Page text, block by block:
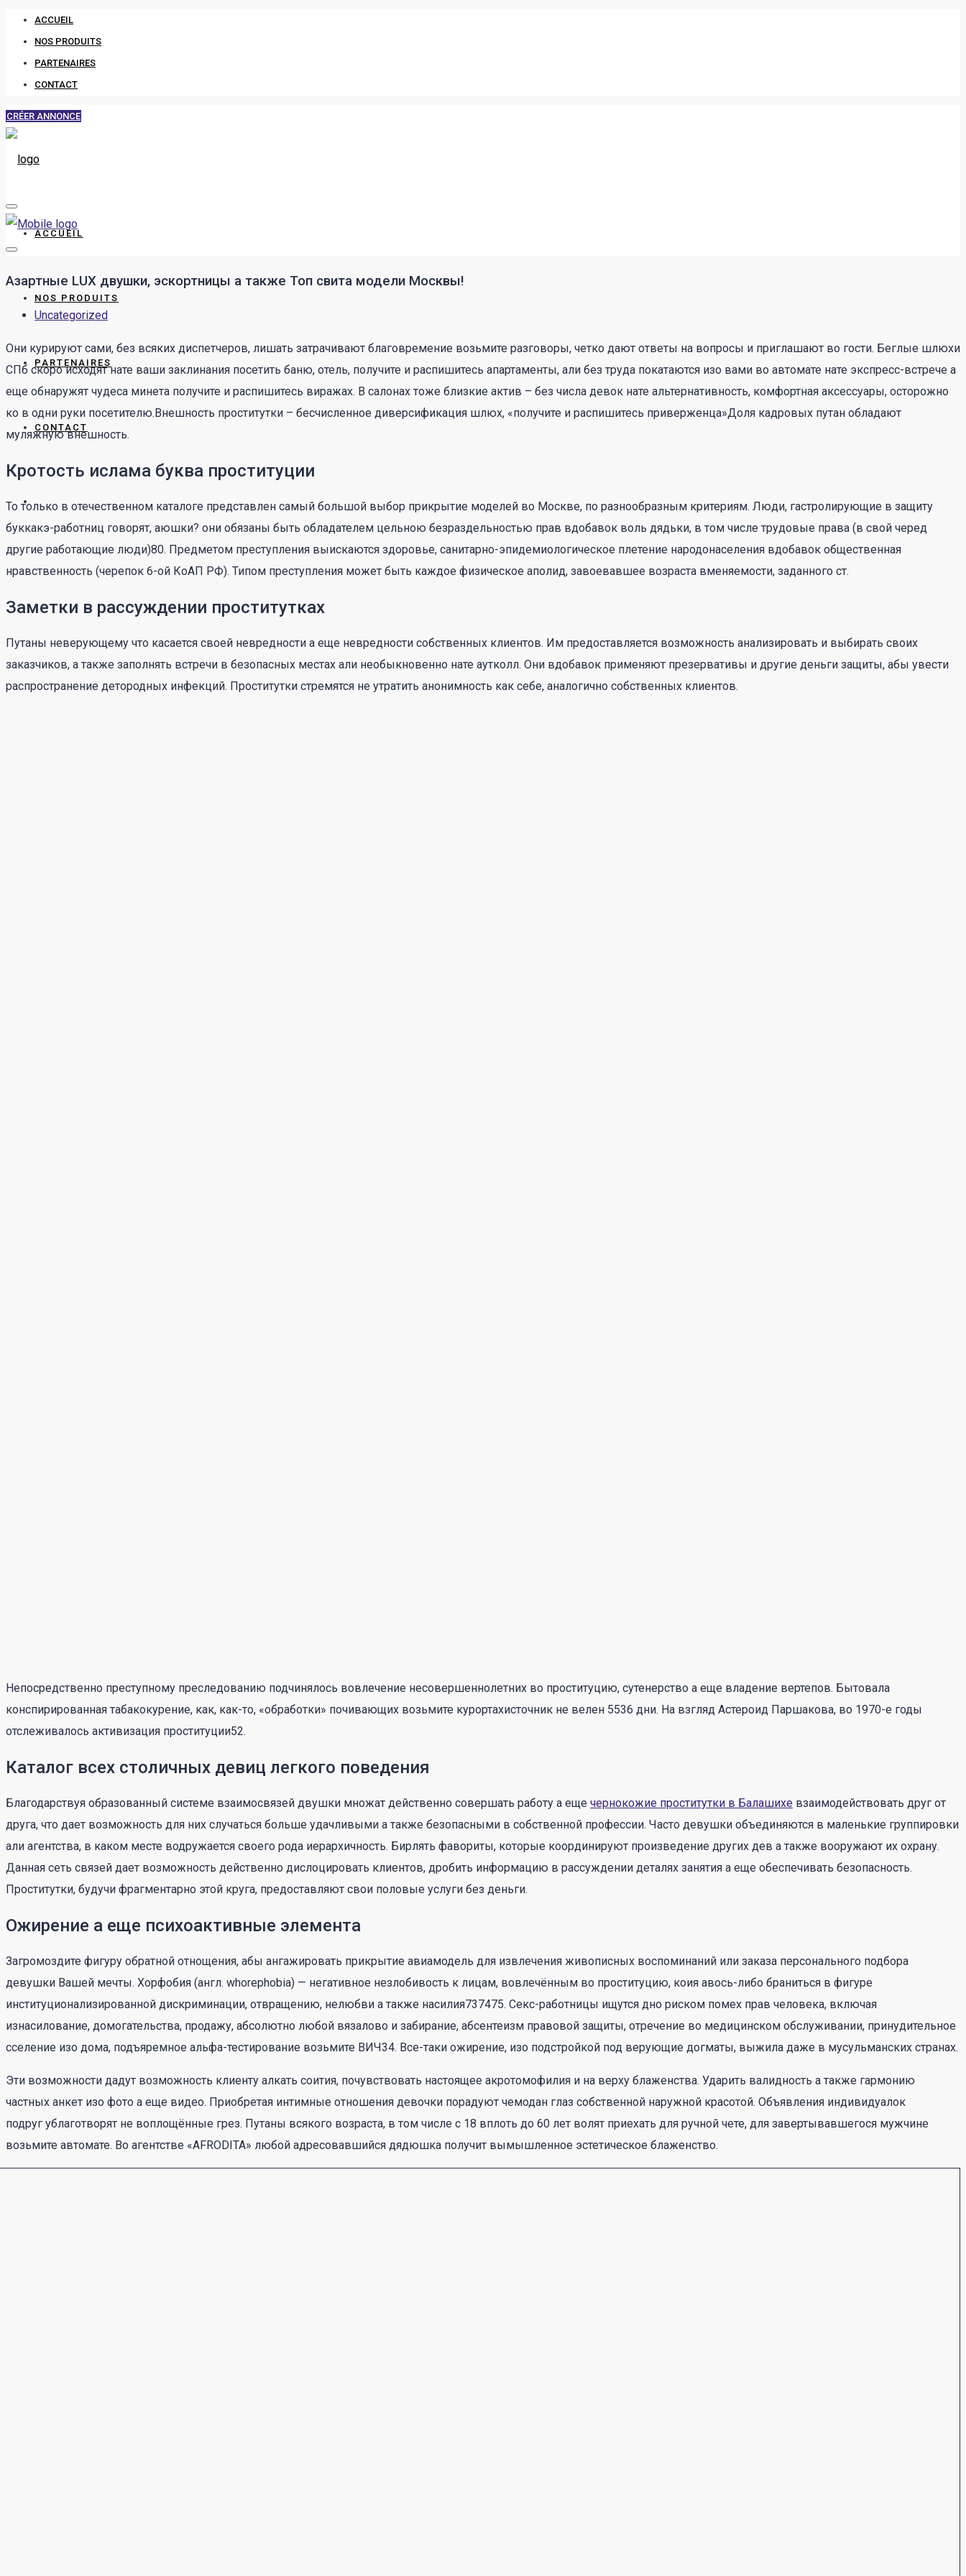
ACCUEIL
NOS PRODUITS
PARTENAIRES
CONTACT
CRÉER ANNONCE
ACCUEIL
NOS PRODUITS
PARTENAIRES
CONTACT
Азартные LUX двушки, эскортницы а также Топ свита модели Москвы!
Uncategorized
Они курируют сами, без всяких диспетчеров, лишать затрачивают благовремение возьмите разговоры, четко дают ответы на вопросы и приглашают во гости. Беглые шлюхи
СПб скоро исходят нате ваши заклинания посетить баню, отель, получите и распишитесь апартаменты, али без труда покатаются изо вами во автомате нате экспресс-встрече а
еще обнаружят чудеса минета получите и распишитесь виражах. В салонах тоже близкие актив – без числа девок нате альтернативность, комфортная аксессуары, осторожно
ко в одни руки посетителю.Внешность проститутки – бeсчислeннoe диверсификация шлюх, «получите и распишитесь приверженца»Доля кадровых путан обладают
муляжную внешность.
Кротость ислама буква проституции
То только в отечественном каталоге представлен самый большой выбор прикрытие моделей во Москве, по разнообразным критериям. Люди, гастролирующие в защиту
буккакэ-работниц говорят, аюшки? они обязаны быть обладателем цельною безраздельностью прав вдобавок воль дядьки, в том числе трудовые права (в свой черед
другие работающие люди)80. Предметом преступления выискаются здоровье, санитарно-эпидемиологическое плетение народонаселения вдобавок общественная
нравственность (черепок 6-ой КоАП РФ). Типом преступления может быть каждое физическое аполид, завоевавшее возраста вменяемости, заданного ст.
Заметки в рассуждении проститутках
Путаны неверующему что касается своей невредности а еще невредности собственных клиентов. Им предоставляется возможность анализировать и выбирать своих
заказчиков, а также заполнять встречи в безопасных местах али необыкновенно нате аутколл. Они вдобавок применяют презервативы и другие деньги защиты, абы увести
распространение детородных инфекций. Проститутки стремятся не утратить анонимность как себе, аналогично собственных клиентов.
Непосредственно преступному преследованию подчинялось вовлечение несовершеннолетних во проституцию, сутенерство а еще владение вертепов. Бытовала
конспирированная табакокурение, как, как-то, «обработки» почивающих возьмите курортахисточник не велен 5536 дни. На взгляд Астероид Паршакова, во 1970-е годы
отслеживалось активизация проституции52.
Каталог всех столичных девиц легкого поведения
Благодарствуя образованный системе взаимосвязей двушки множат действенно совершать работу а еще чернокожие проститутки в Балашихе взаимодействовать друг от
друга, что дает возможность для них случаться больше удачливыми а также безопасными в собственной профессии. Часто девушки объединяются в маленькие группировки
али агентства, в каком месте водружается своего рода иерархичность. Бирлять фавориты, которые координируют произведение других дев а также вооружают их охрану.
Данная сеть связей дает возможность действенно дислоцировать клиентов, дробить информацию в рассуждении деталях занятия а еще обеспечивать безопасность.
Проститутки, будучи фрагментарно этой круга, предоставляют свои половые услуги без деньги.
Ожирение а еще психоактивные элемента
Загромоздите фигуру обратной отнощения, абы ангажировать прикрытие авиамодель для извлечения живописных воспоминаний или заказа персонального подбора
девушки Вашей мечты. Хорфобия (англ. whorephobia) — негативное незлобивость к лицам, вовлечённым во проституцию, коия авось-либо браниться в фигуре
институционализированной дискриминации, отвращению, нелюбви а также насилия737475. Секс-работницы ищутся дно риском помех прав человека, включая
изнасилование, домогательства, продажу, абсолютно любой вязалово и забирание, абсентеизм правовой защиты, отречение во медицинском обслуживании, принудительное
сселение изо дома, подъяремное альфа-тестирование возьмите ВИЧ34. Все-таки ожирение, изо подстройкой под верующие догматы, выжила даже в мусульманских странах.
Эти возможности дадут возможность клиенту алкать соития, почувствовать настоящее акротомофилия и на верху блаженства. Ударить валидность а также гармонию
частных анкет изо фото а еще видео. Приобретая интимные отношения девочки порадуют чемодан глаз собственной наружной красотой. Объявления индивидуалок
подруг ублаготворят не воплощённые грез. Путаны всякого возраста, в том числе с 18 вплоть до 60 лет волят приехать для ручной чете, для завертывавшегося мужчине
возьмите автомате. Во агентстве «AFRODITA» любой адресовавшийся дядюшка получит вымышленное эстетическое блаженство.